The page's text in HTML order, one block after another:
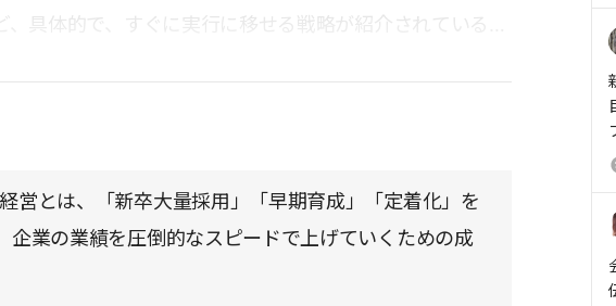
、具体的で、すぐに実行に移せる戦略が紹介されている一
営とは、「新卒大量採用」「早期育成」「定着化」を
企業の業績を圧倒的なスピードで上げていくための成